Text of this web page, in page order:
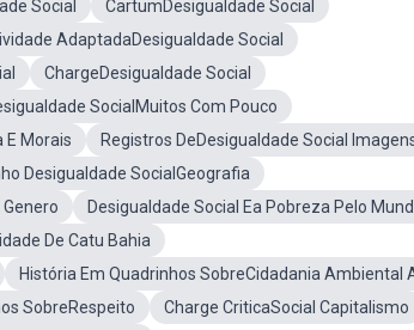
Social
CartumDesigualdade Social
AdaptadaDesigualdade Social
ChargeDesigualdade Social
SocialMuitos Com Pouco
E Morais
Registros DeDesigualdade Social
Desigualdade SocialGeografia
Desigualdade Social Ea Pobreza Pelo
De Catu Bahia
História Em Quadrinhos SobreCidadania Ambiental
SobreRespeito
Charge CriticaSocial Capitalismo